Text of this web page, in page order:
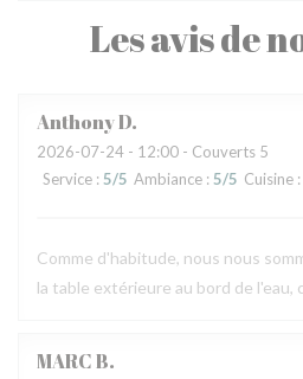
Les avis de
AnthonyD
2026-07-24 - 12:00 - Couverts 5
Service : 5/5 Ambiance : 5/5 Cuisine :
Comme d'habitude, nous nous
la table extérieure au bord de l'eau,
MARCB